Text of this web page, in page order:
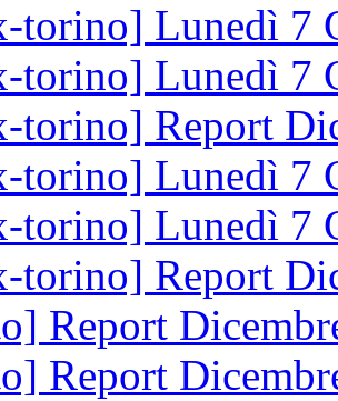
torino] Lunedì 7
torino] Lunedì 7
torino] Report
torino] Lunedì 7
torino] Lunedì 7
torino] Report
Report
Report